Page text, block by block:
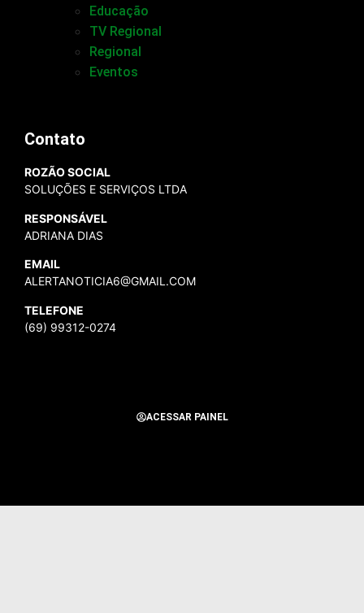
Educação
TV Regional
Regional
Eventos
Contato
ROZÃO SOCIAL
SOLUÇÕES E SERVIÇOS LTDA
RESPONSÁVEL
ADRIANA DIAS
EMAIL
ALERTANOTICIA6@GMAIL.COM
TELEFONE
(69) 99312-0274
ACESSAR PAINEL